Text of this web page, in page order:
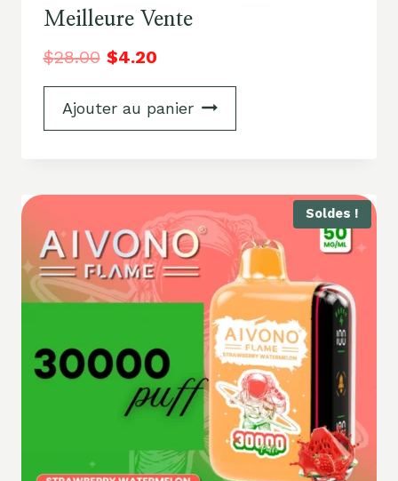
Meilleure Vente
$28.00 $4.20
Ajouter au panier
Soldes !